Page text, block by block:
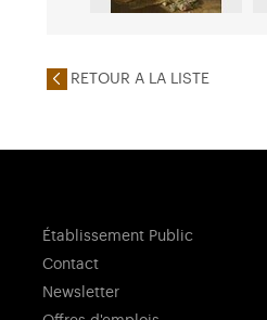
RETOUR A LA LISTE
Établissement Public
Contact
Newsletter